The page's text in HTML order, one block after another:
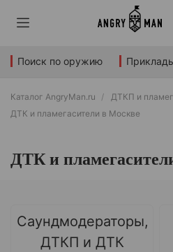
Поиск по оружию
Каталог AngryMan.ru
ДТКП и
ДТК и пламегасители в Москве
ДТК и
Саундмодераторы,
ДТКП и ДТК